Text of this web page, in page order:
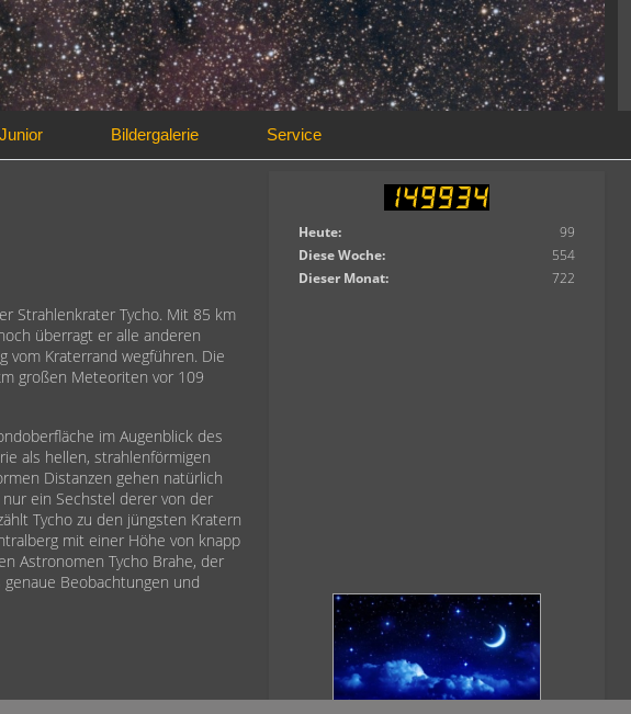
Bildergalerie Service
Strahlenkrater Tycho. Mit 85 km
überragt er alle anderen
vom Kraterrand wegführen. Die
großen Meteoriten vor 109
im Augenblick des
als hellen, strahlenförmigen
Distanzen gehen natürlich
ein Sechstel derer von der
Tycho zu den jüngsten Kratern
mit einer Höhe von knapp
Astronomen Tycho Brahe, der
Beobachtungen und
Heute:
99
Diese Woche:
554
Dieser Monat:
722